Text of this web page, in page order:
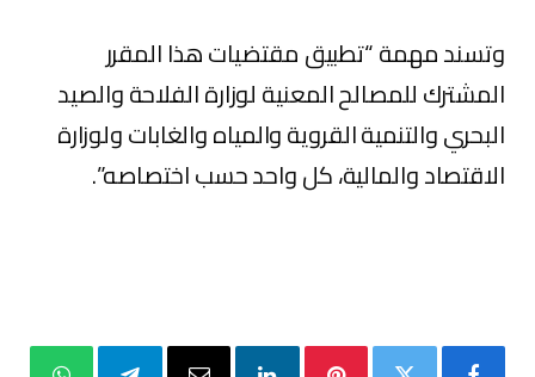
وتسند مهمة “تطبيق مقتضيات هذا المقرر
المشترك للمصالح المعنية لوزارة الفلاحة والصيد
البحري والتنمية القروية والمياه والغابات ولوزارة
الاقتصاد والمالية، كل واحد حسب اختصاصه”.